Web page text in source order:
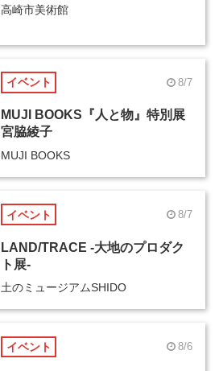
高崎市美術館
イベント 8/7
MUJI BOOKS『人と物』特別展
宮脇綾子
MUJI BOOKS
イベント 8/7
LAND/TRACE -大地のプロダク
ト展-
土のミュージアムSHIDO
イベント 8/6